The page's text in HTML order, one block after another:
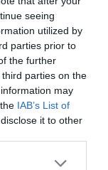
seeing
utilized by
parties prior to
the further
parties on the
may
IAB’s List of
it to other